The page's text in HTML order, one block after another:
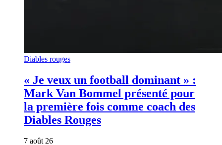
Diables rouges
« Je veux un football dominant » :
Mark Van Bommel présenté pour
la première fois comme coach des
Diables Rouges
7 août 26